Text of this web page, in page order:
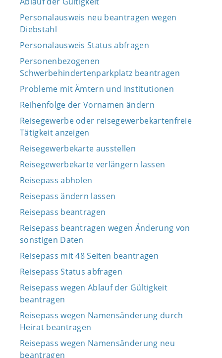
Personalausweis neu beantragen wegen
Diebstahl
Personalausweis Status abfragen
Personenbezogenen
Schwerbehindertenparkplatz beantragen
Probleme mit Ämtern und Institutionen
Reihenfolge der Vornamen ändern
Reisegewerbe oder reisegewerbekartenfreie
Tätigkeit anzeigen
Reisegewerbekarte ausstellen
Reisegewerbekarte verlängern lassen
Reisepass abholen
Reisepass ändern lassen
Reisepass beantragen
Reisepass beantragen wegen Änderung von
sonstigen Daten
Reisepass mit 48 Seiten beantragen
Reisepass Status abfragen
Reisepass wegen Ablauf der Gültigkeit
beantragen
Reisepass wegen Namensänderung durch
Heirat beantragen
Reisepass wegen Namensänderung neu
beantragen